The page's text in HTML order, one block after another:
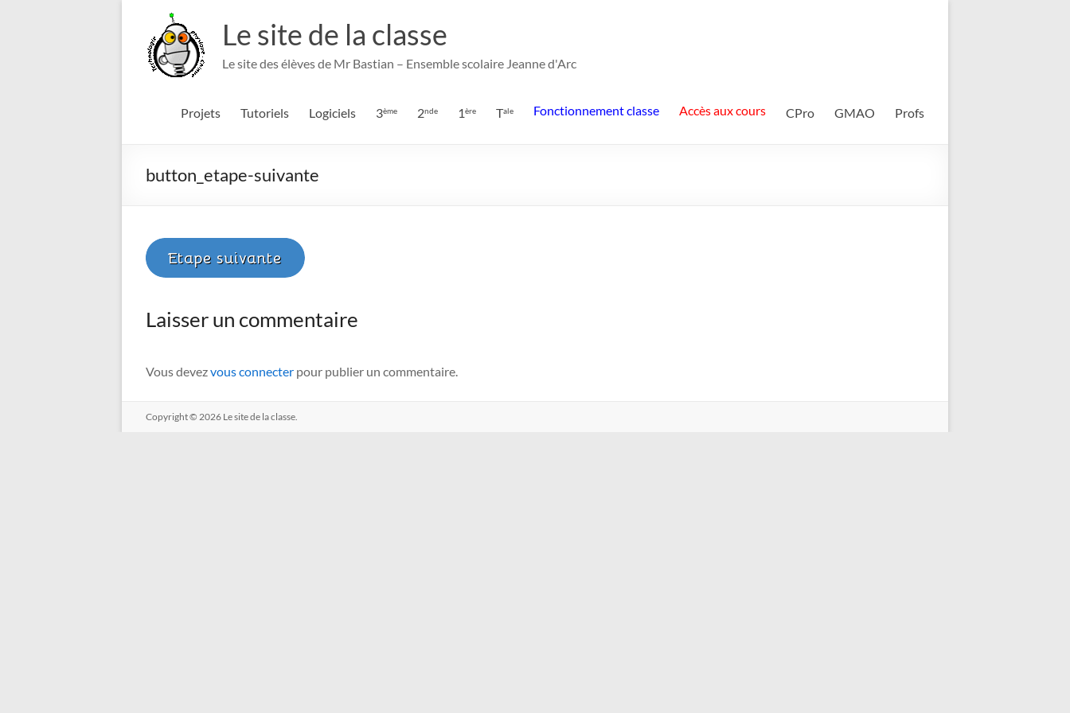
contenu
Le site de la classe
Le site des élèves de Mr Bastian – Ensemble scolaire Jeanne d'Arc
Projets Tutoriels Logiciels 3ème 2nde 1ère Tale Fonctionnement classe Accès aux cours CPro GMAO Profs
button_etape-suivante
Laisser un commentaire
Vous devezvous connecter pour publier un commentaire.
Copyright © 2026 Le site de la classe.